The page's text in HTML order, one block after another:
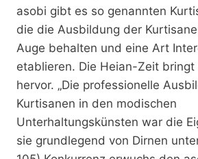
asobi gibt es so genannten
die die Ausbildung der
Auge behalten und eine Art
etablieren. Die Heian-Zeit bringt
hervor. „Die professionelle
Kurtisanen in den modischen
Unterhaltungskünsten war die
sie grundlegend von Dirnen